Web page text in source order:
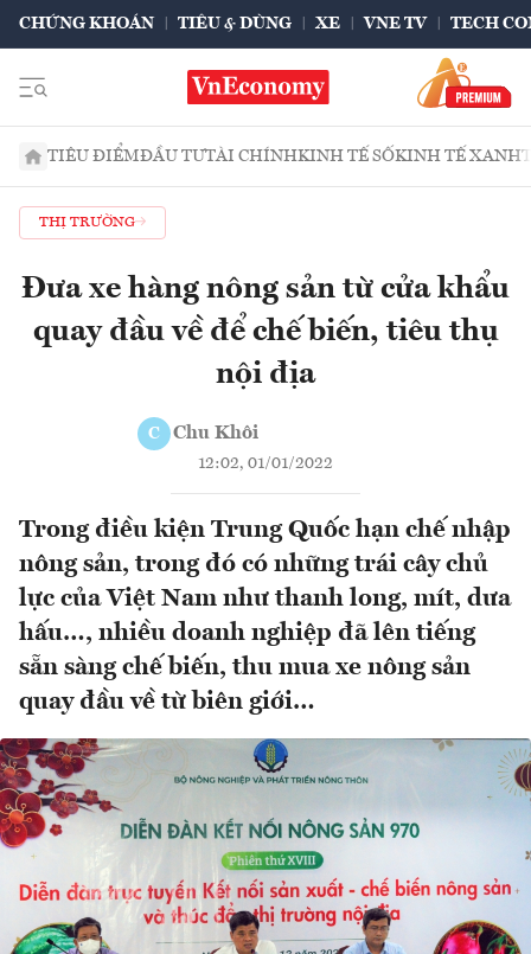
CHỨNG KHOÁN TIÊU & DÙNG XE VNE TV TECH
TIÊU ĐIỂMĐẦU TƯTÀI CHÍNHKINH TẾ SỐKINH TẾ XANH
THỊ TRƯỜNG
Đưa xe hàng nông sản từ cửa khẩu
quay đầu về để chế biến, tiêu thụ
nội địa
C Chu Khôi
12:02, 01/01/2022
Trong điều kiện Trung Quốc hạn chế nhập
nông sản, trong đó có những trái cây chủ
lực của Việt Nam như thanh long, mít, dưa
hấu…, nhiều doanh nghiệp đã lên tiếng
sẵn sàng chế biến, thu mua xe nông sản
quay đầu về từ biên giới…